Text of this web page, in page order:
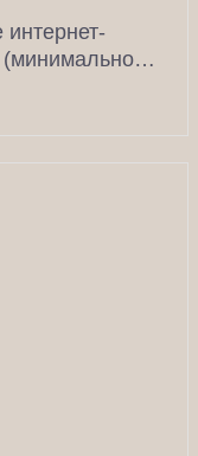
интернет-
(минимально